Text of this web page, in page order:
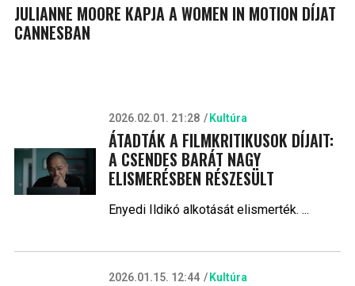
JULIANNE MOORE KAPJA A WOMEN IN MOTION DÍJAT
CANNESBAN
2026.02.01. 21:28 Kultúra
ÁTADTÁK A FILMKRITIKUSOK DÍJAIT:
A CSENDES BARÁT NAGY
ELISMERÉSBEN RÉSZESÜLT
Enyedi Ildikó alkotását elismerték. ...
2026.01.15. 12:44 Kultúra